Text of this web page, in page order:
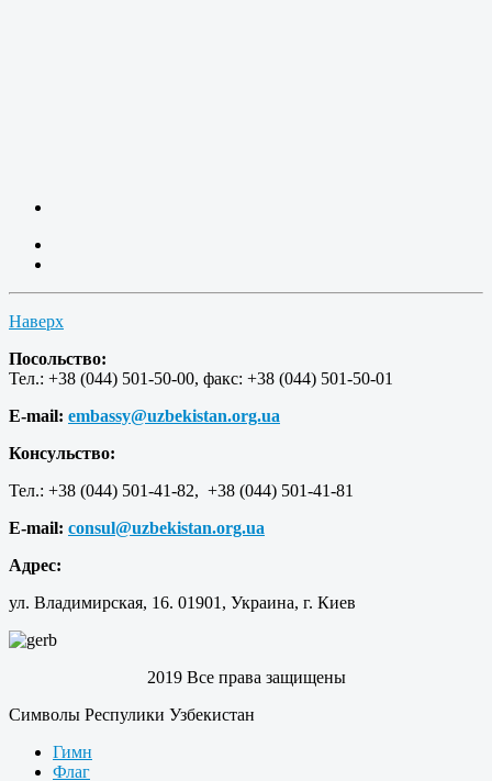
Наверх
Посольство:
Тел.: +38 (044) 501-50-00, факс: +38 (044) 501-50-01
E-mail: embassy@uzbekistan.org.ua
Консульство:
Тел.: +38 (044) 501-41-82, +38 (044) 501-41-81
E-mail: consul@uzbekistan.org.ua
Адрес:
ул. Владимирская, 16. 01901, Украина, г. Киев
2019 Все права защищены
Символы Респулики Узбекистан
Гимн
Флаг